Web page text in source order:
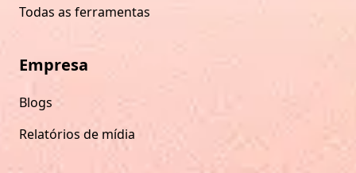
Todas as ferramentas
Empresa
Blogs
Relatórios de mídia